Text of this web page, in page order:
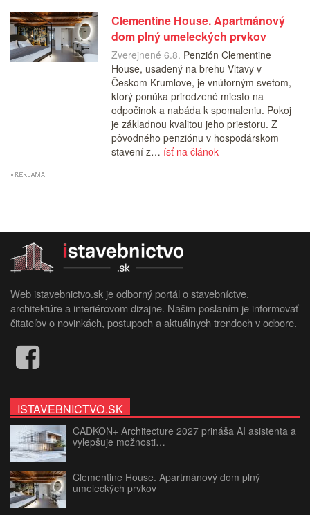
Clementine House. Apartmánový
dom plný umeleckých prvkov
Zverejnené 6.8. Penzión Clementine
House, usadený na brehu Vltavy v
Českom Krumlove, je vnútorným svetom,
ktorý ponúka prirodzené miesto na
odpočinok a nabáda k spomaleniu. Pokoj
je základnou kvalitou jeho priestoru. Z
pôvodného penziónu v hospodárskom
stavení z… ísť na článok
Web istavebnictvo.sk je odborný portál o stavebníctve,
architektúre a interiérovom dizajne. Našim poslaním je informovať
čitateľov o novinkách, postupoch a aktuálnych trendoch v odbore.
ISTAVEBNICTVO.SK
CADKON+ Architecture 2027 prináša AI asistenta a
vylepšuje možnosti…
Clementine House. Apartmánový dom plný
umeleckých prvkov